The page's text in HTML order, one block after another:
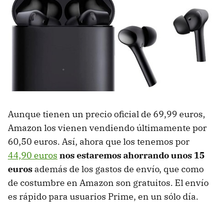
Aunque tienen un precio oficial de 69,99 euros,
Amazon los vienen vendiendo últimamente por
60,50 euros. Así, ahora que los tenemos por
44,90 euros nos estaremos ahorrando unos 15
euros además de los gastos de envío, que como
de costumbre en Amazon son gratuitos. El envío
es rápido para usuarios Prime, en un sólo día.